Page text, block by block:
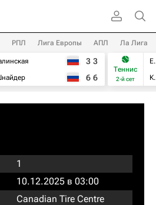
РПЛ Лига Европы АПЛ Ла Лига
3 3
6 6
Теннис
2-й сет
1
10.12.2025 в 03:00
Canadian Tire Centre